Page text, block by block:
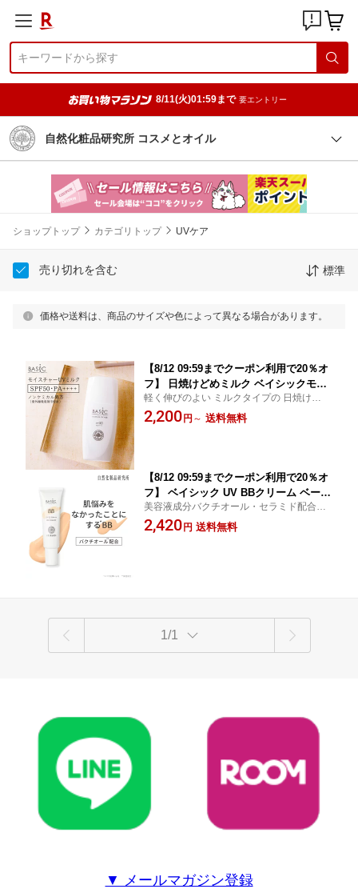
8/11(火)01:59まで 要エントリー
自然化粧品研究所 コスメとオイル
ショップトップ カテゴリトップ UVケア
売り切れを含む 標準
価格や送料は、商品のサイズや色によって異なる場合があります。
【8/12 09:59までクーポン利用で20％オ
フ】 日焼けどめミルク ベイシックモイ
スチャーUVミルク 30g 【 SPF50 ・ PA
++++ 】[ 日焼けどめ スキンケア 保湿
軽く伸びのよい ミルクタイプの 日焼け止め
ミルクローション 顔用日焼け止め 全身用
2,200円 ～ 送料無料
【8/12 09:59までクーポン利用で20％オ
フ】 ベイシック UV BBクリーム ベージ
ュ 30g [ SPF50 PA+++ ファンデーショ
ン 化粧下地 日焼け止め UVカット コン
美容液成分バクチオール・セラミド配合。
肌悩みをカバーして、きれいなすっぴん肌
へ プライマー セミマット 毛穴 透明感 ナチ
2,420円 送料無料
1/1
▼ メールマガジン登録